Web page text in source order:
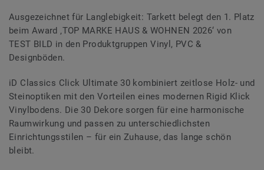
Ausgezeichnet für Langlebigkeit: Tarkett belegt den 1. Platz
beim Award ‚TOP MARKE HAUS & WOHNEN 2026‘ von
TEST BILD in den Produktgruppen Vinyl, PVC &
Designböden.
iD Classics Click Ultimate 30 kombiniert zeitlose Holz- und
Steinoptiken mit den Vorteilen eines modernen Rigid Klick
Vinylbodens. Die 30 Dekore sorgen für eine harmonische
Raumwirkung und passen zu unterschiedlichsten
Einrichtungsstilen – für ein Zuhause, das lange schön
bleibt.